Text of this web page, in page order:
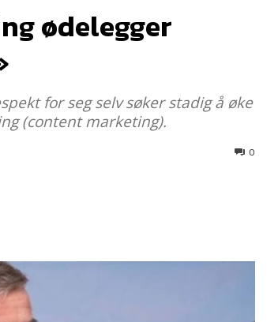
ødelegger
for seg selv søker stadig å øke
(content marketing).
0